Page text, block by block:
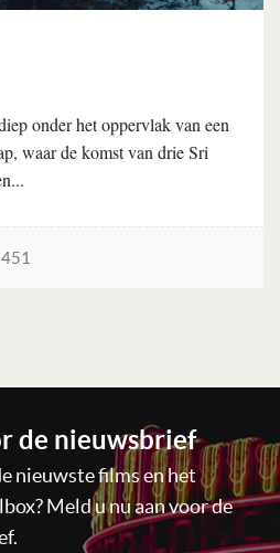
onder het oppervlak van een
waar de komst van drie Sri
de nieuwsbrief
nieuwste films en het
Meld u nu aan voor de